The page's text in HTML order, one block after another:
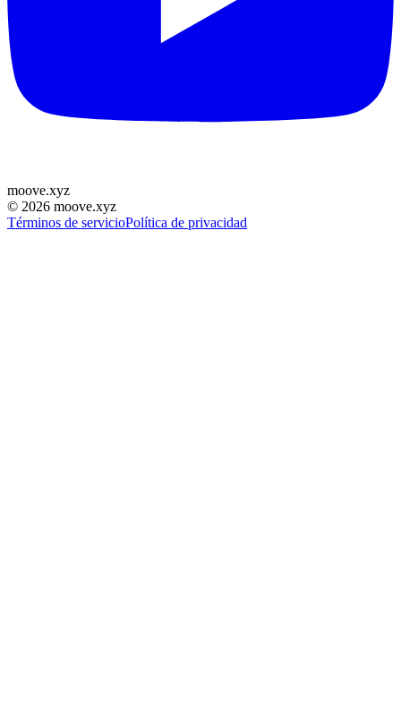
moove.xyz
© 2026 moove.xyz
Términos de servicioPolítica de privacidad